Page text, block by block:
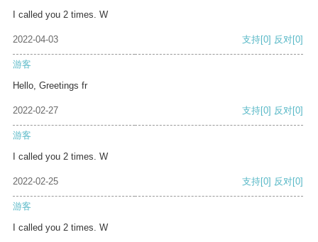
I called you 2 times. W
2022-04-03 支持[0] 反对[0]
游客
Hello, Greetings fr
2022-02-27 支持[0] 反对[0]
游客
I called you 2 times. W
2022-02-25 支持[0] 反对[0]
游客
I called you 2 times. W